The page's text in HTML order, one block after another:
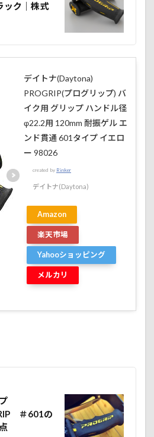
ック｜株式
デイトナ(Daytona)
PROGRIP(プログリップ) バ
イク用 グリップ ハンドル径
φ22.2用 120mm 耐振ゲル エ
ンド貫通 601タイプ イエロ
ー 98026
created by Rinker
デイトナ(Daytona)
Amazon
楽天市場
Yahooショッピング
メルカリ
プ
＃601の